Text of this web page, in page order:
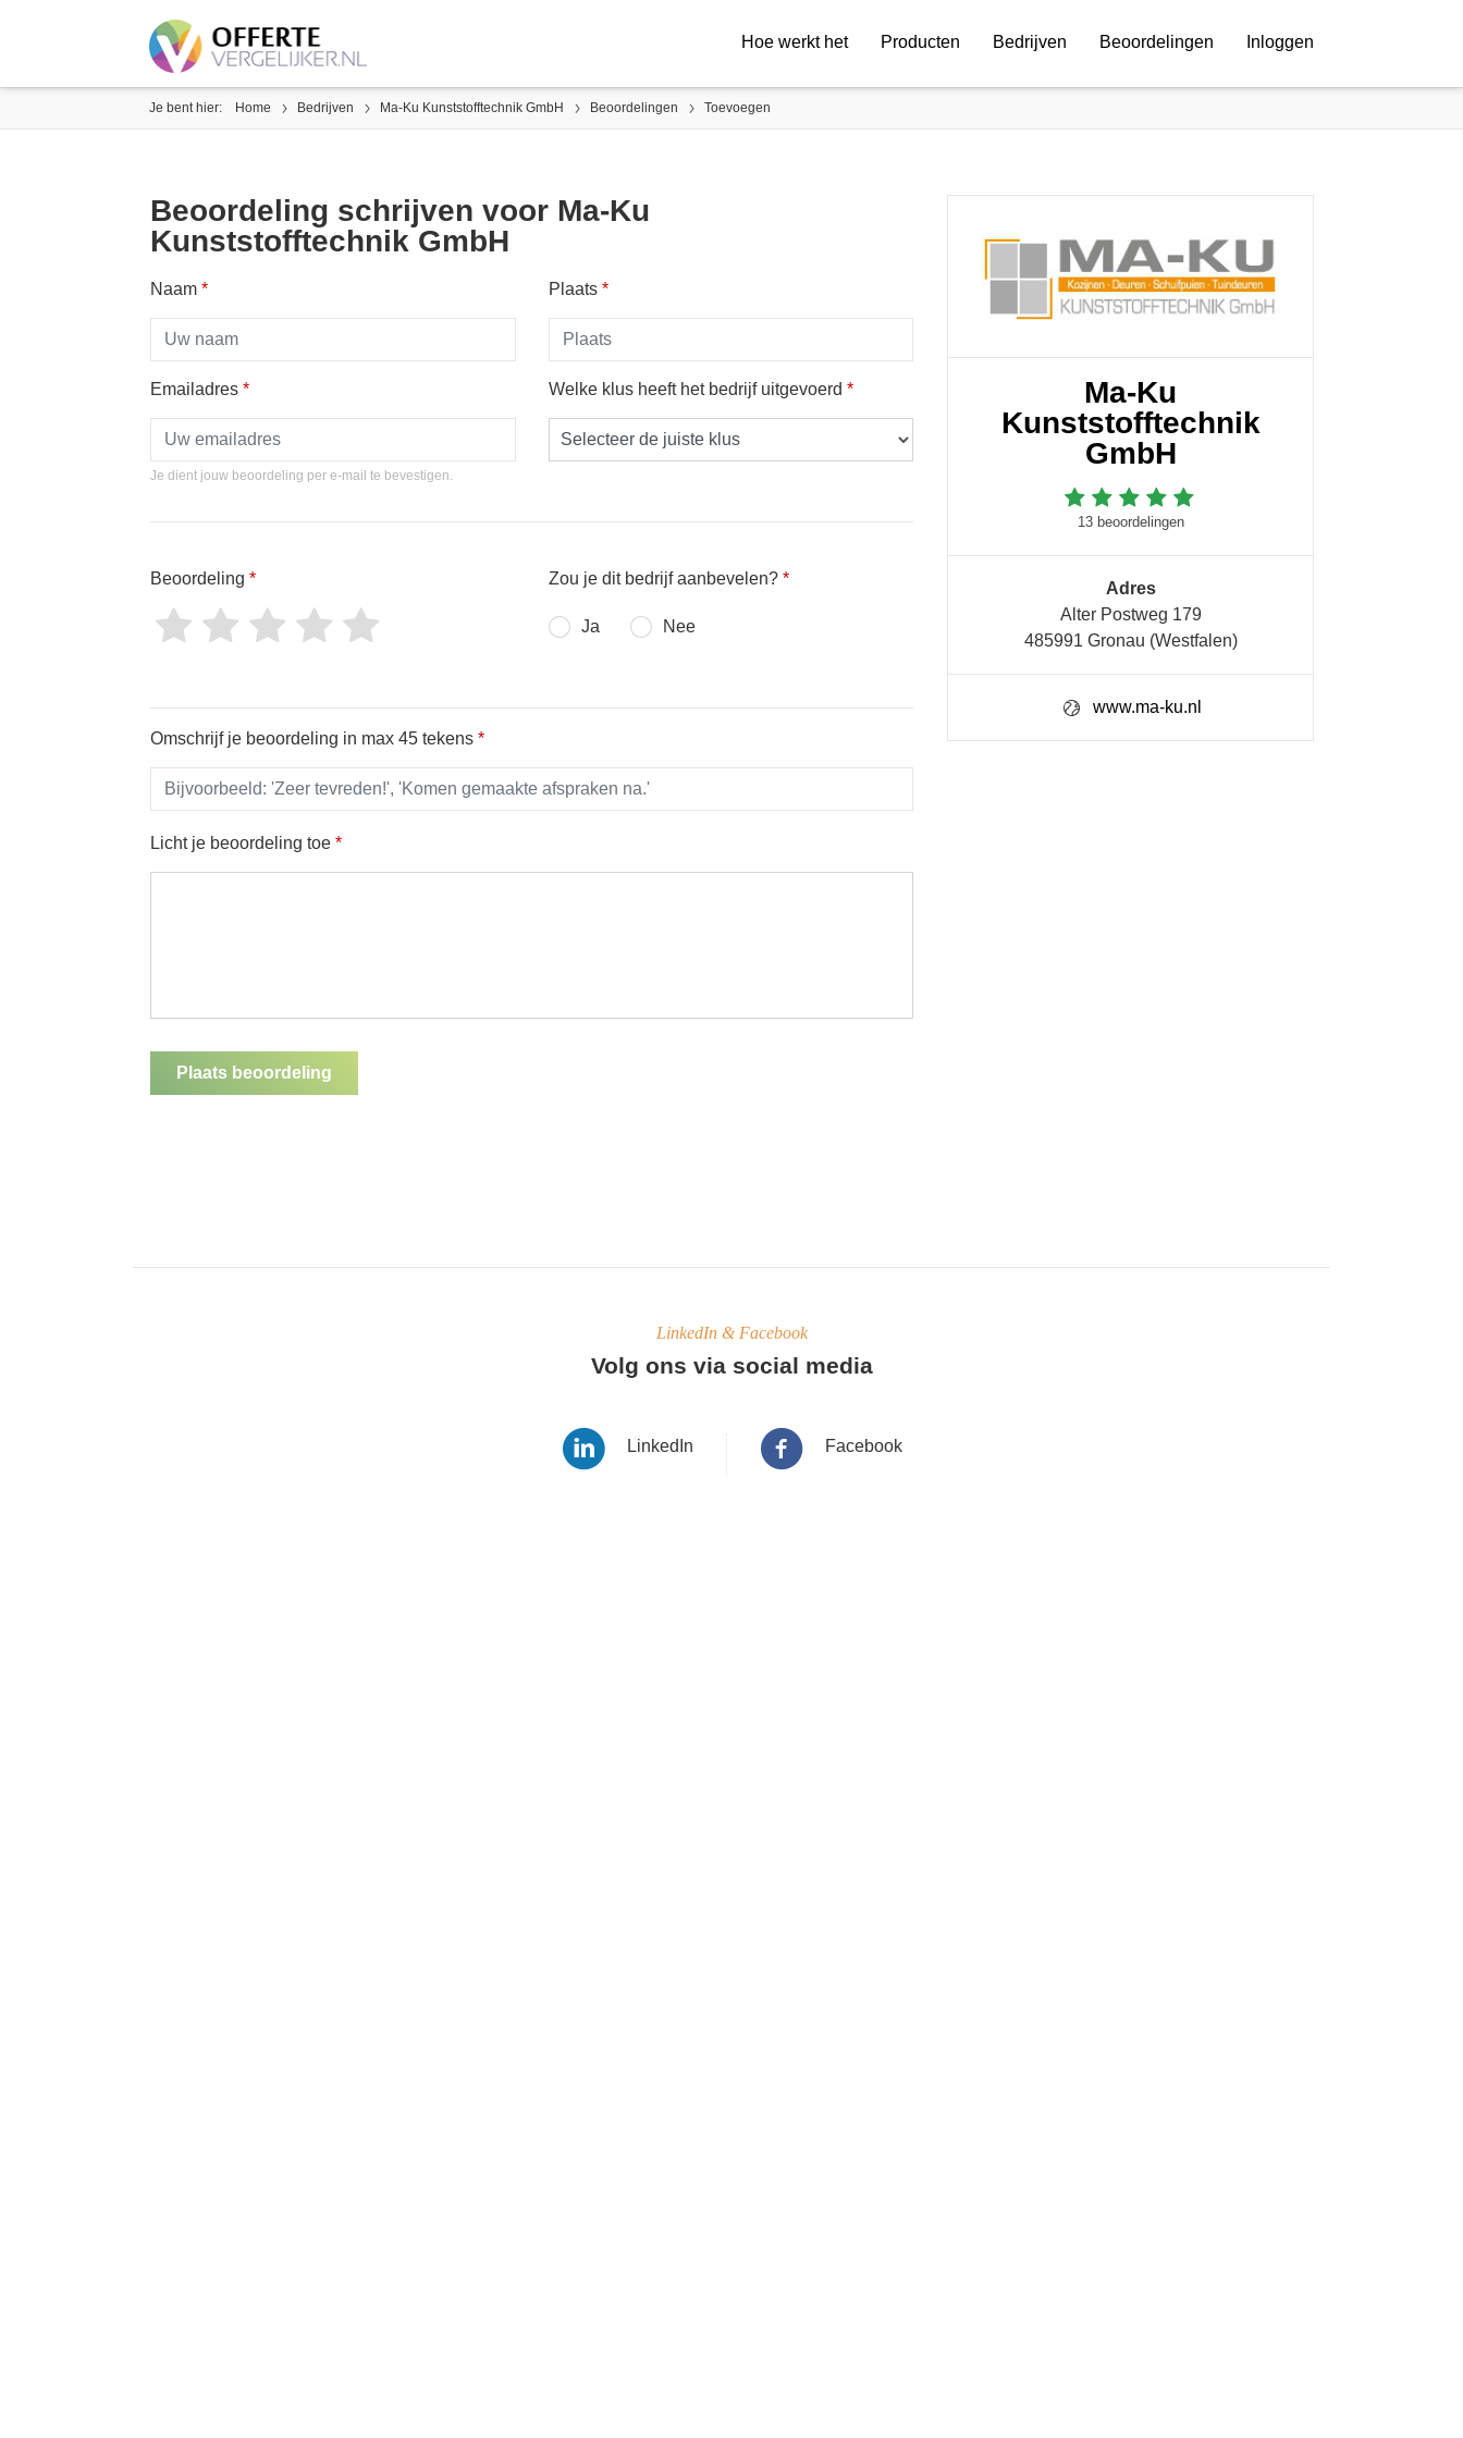
Hoe werkt het Producten Bedrijven Beoordelingen Inloggen
Je bent hier: Home Bedrijven Ma-Ku Kunststofftechnik GmbH Beoordelingen Toevoegen
Ma-Ku
Kunststofftechnik
GmbH
13 beoordelingen
Adres
Alter Postweg 179
485991 Gronau (Westfalen)
www.ma-ku.nl
Beoordeling schrijven voor Ma-Ku
Kunststofftechnik GmbH
Naam * Plaats *
Emailadres *
Je dient jouw beoordeling per e-mail te bevestigen.
Welke klus heeft het bedrijf uitgevoerd *
Beoordeling * Zou je dit bedrijf aanbevelen? *
Ja Nee
Omschrijf je beoordeling in max 45 tekens *
Licht je beoordeling toe *
Plaats beoordeling
LinkedIn & Facebook
Volg ons via social media
LinkedIn Facebook